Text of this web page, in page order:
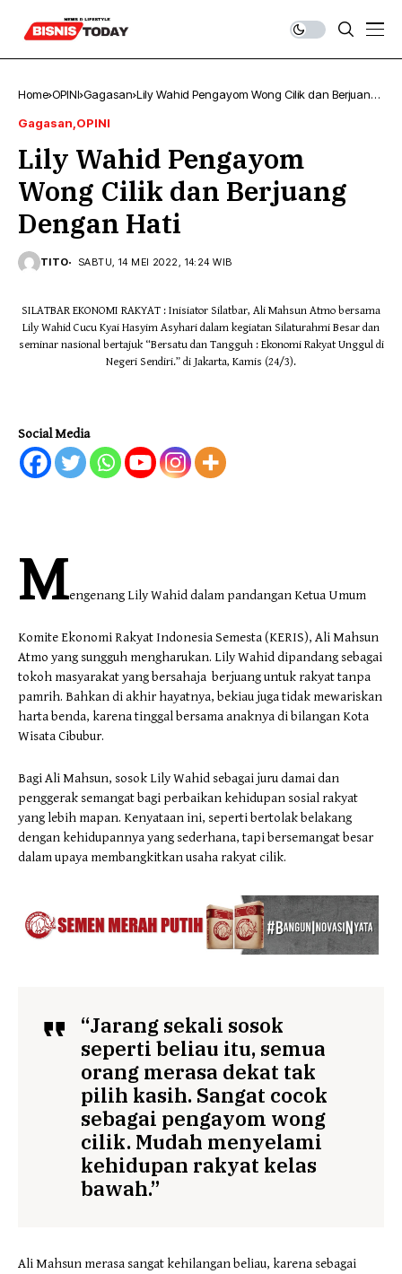
Home OPINI Gagasan Lily Wahid Pengayom Wong Cilik dan Berjuang
Gagasan OPINI
Lily Wahid Pengayom
Wong Cilik dan Berjuang
Dengan Hati
TITO SABTU, 14 MEI 2022, 14:24 WIB
SILATBAR EKONOMI RAKYAT : Inisiator Silatbar, Ali Mahsun Atmo bersama
Lily Wahid Cucu Kyai Hasyim Asyhari dalam kegiatan Silaturahmi Besar dan
seminar nasional bertajuk “Bersatu dan Tangguh : Ekonomi Rakyat Unggul di
Negeri Sendiri.” di Jakarta, Kamis (24/3).
Social Media
Mengenang Lily Wahid dalam pandangan Ketua Umum
Komite Ekonomi Rakyat Indonesia Semesta (KERIS), Ali Mahsun
Atmo yang sungguh mengharukan. Lily Wahid dipandang sebagai
tokoh masyarakat yang bersahaja berjuang untuk rakyat tanpa
pamrih. Bahkan di akhir hayatnya, bekiau juga tidak mewariskan
harta benda, karena tinggal bersama anaknya di bilangan Kota
Wisata Cibubur.
Bagi Ali Mahsun, sosok Lily Wahid sebagai juru damai dan
penggerak semangat bagi perbaikan kehidupan sosial rakyat
yang lebih mapan. Kenyataan ini, seperti bertolak belakang
dengan kehidupannya yang sederhana, tapi bersemangat besar
dalam upaya membangkitkan usaha rakyat cilik.
“Jarang sekali sosok
seperti beliau itu, semua
orang merasa dekat tak
pilih kasih. Sangat cocok
sebagai pengayom wong
cilik. Mudah menyelami
kehidupan rakyat kelas
bawah.”
Ali Mahsun merasa sangat kehilangan beliau, karena sebagai